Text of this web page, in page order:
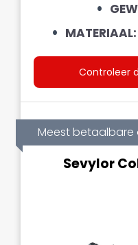
MATERIAAL:
Controleer
Meest
Sevylor